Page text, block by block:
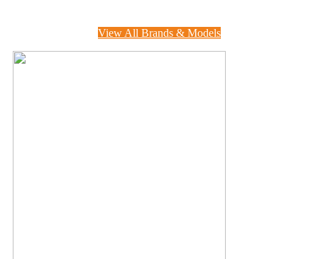
View All Brands & Models